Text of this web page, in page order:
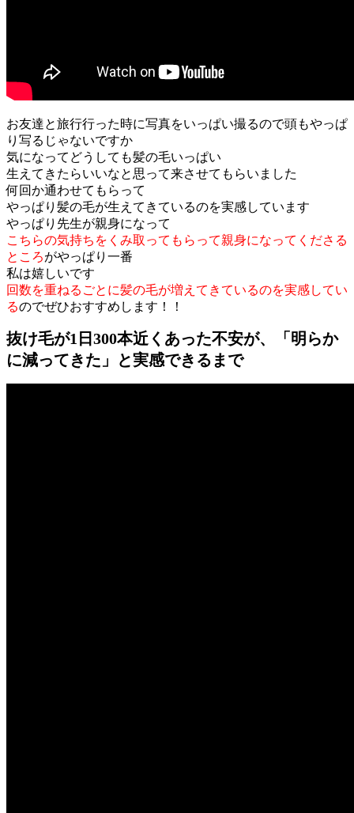
お友達と旅行行った時に写真をいっぱい撮るので頭もやっぱ
り写るじゃないですか
気になってどうしても髪の毛いっぱい
生えてきたらいいなと思って来させてもらいました
何回か通わせてもらって
やっぱり髪の毛が生えてきているのを実感しています
やっぱり先生が親身になって
こちらの気持ちをくみ取ってもらって親身になってくださる
ところがやっぱり一番
私は嬉しいです
回数を重ねるごとに髪の毛が増えてきているのを実感してい
るのでぜひおすすめします！！
抜け毛が1日300本近くあった不安が、「明らか
に減ってきた」と実感できるまで